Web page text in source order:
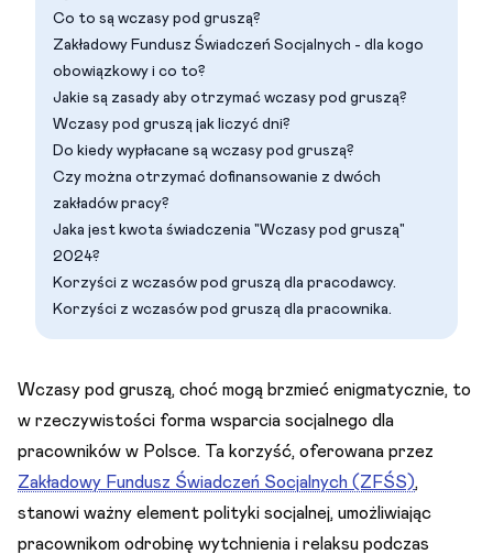
Co to są wczasy pod gruszą?
Zakładowy Fundusz Świadczeń Socjalnych - dla kogo
obowiązkowy i co to?
Jakie są zasady aby otrzymać wczasy pod gruszą?
Wczasy pod gruszą jak liczyć dni?
Do kiedy wypłacane są wczasy pod gruszą?
Czy można otrzymać dofinansowanie z dwóch
zakładów pracy?
Jaka jest kwota świadczenia "Wczasy pod gruszą"
2024?
Korzyści z wczasów pod gruszą dla pracodawcy.
Korzyści z wczasów pod gruszą dla pracownika.
Wczasy pod gruszą, choć mogą brzmieć enigmatycznie, to
w rzeczywistości forma wsparcia socjalnego dla
pracowników w Polsce. Ta korzyść, oferowana przez
Zakładowy Fundusz Świadczeń Socjalnych (ZFŚS),
stanowi ważny element polityki socjalnej, umożliwiając
pracownikom odrobinę wytchnienia i relaksu podczas